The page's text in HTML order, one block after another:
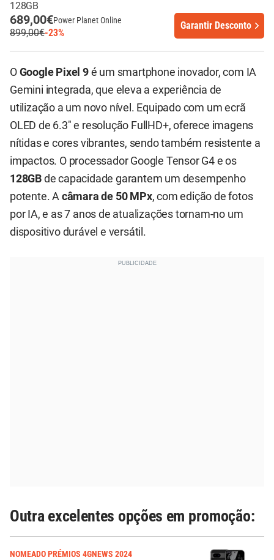
128GB
689,00€Power Planet Online
899,00€-23%
Garantir Desconto
O Google Pixel 9é um smartphone inovador, com IA
Gemini integrada, que eleva a experiência de
utilização a um novo nível. Equipado com um ecrã
OLED de 6.3" e resolução FullHD+, oferece imagens
nítidas e cores vibrantes, sendo também resistente a
impactos. O processador Google Tensor G4 e os
128GB de capacidade garantem um desempenho
potente. A câmara de 50 MPx, com edição de fotos
por IA, e as 7 anos de atualizações tornam-no um
dispositivo durável e versátil.
Outra excelentes opções em promoção:
NOMEADO PRÉMIOS 4GNEWS 2024